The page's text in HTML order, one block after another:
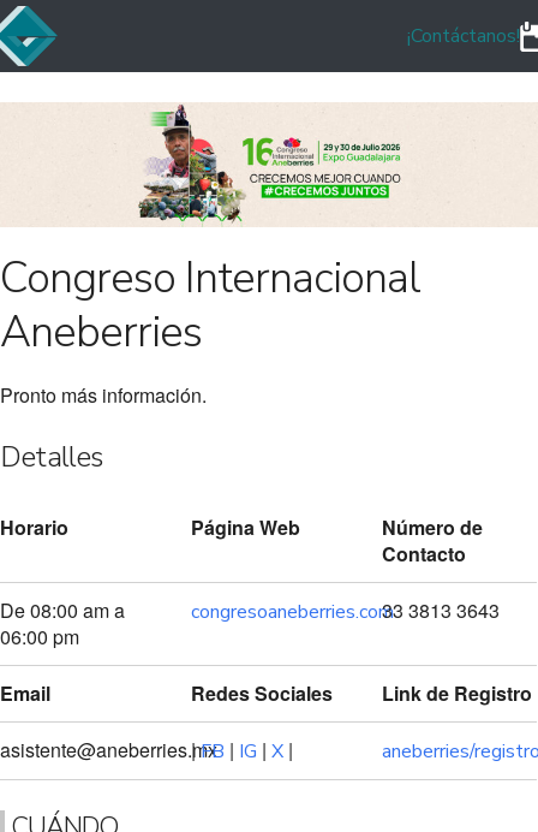
¡Contáctanos!
Congreso Internacional
Aneberries
Pronto más información.
Detalles
Horario Página Web
Número de
Contacto
De 08:00 am a
06:00 pm
congresoaneberries.com33 3813 3643
Email Redes Sociales Link de Registro
asistente@aneberries.mx
|FB | IG | X | aneberries/